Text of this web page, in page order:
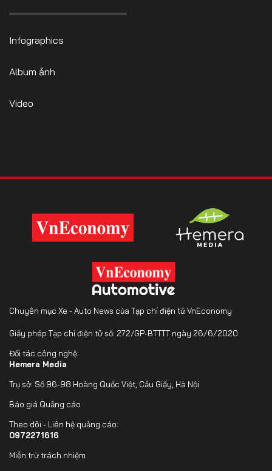
Infographics
Album ảnh
Video
Chuyên mục Xe - Auto News của Tạp chí điện tử VnEconomy
Giấy phép Tạp chí điện tử số: 272/GP-BTTTT ngày 26/6/2020
Đối tác công nghệ:
Hemera Media
Trụ sở: Số 96-98 Hoàng Quốc Việt, Cầu Giấy, Hà Nội
Báo giá Quảng cáo
Theo dõi - Liên hệ quảng cáo:
0972271616
Miễn trừ trách nhiệm